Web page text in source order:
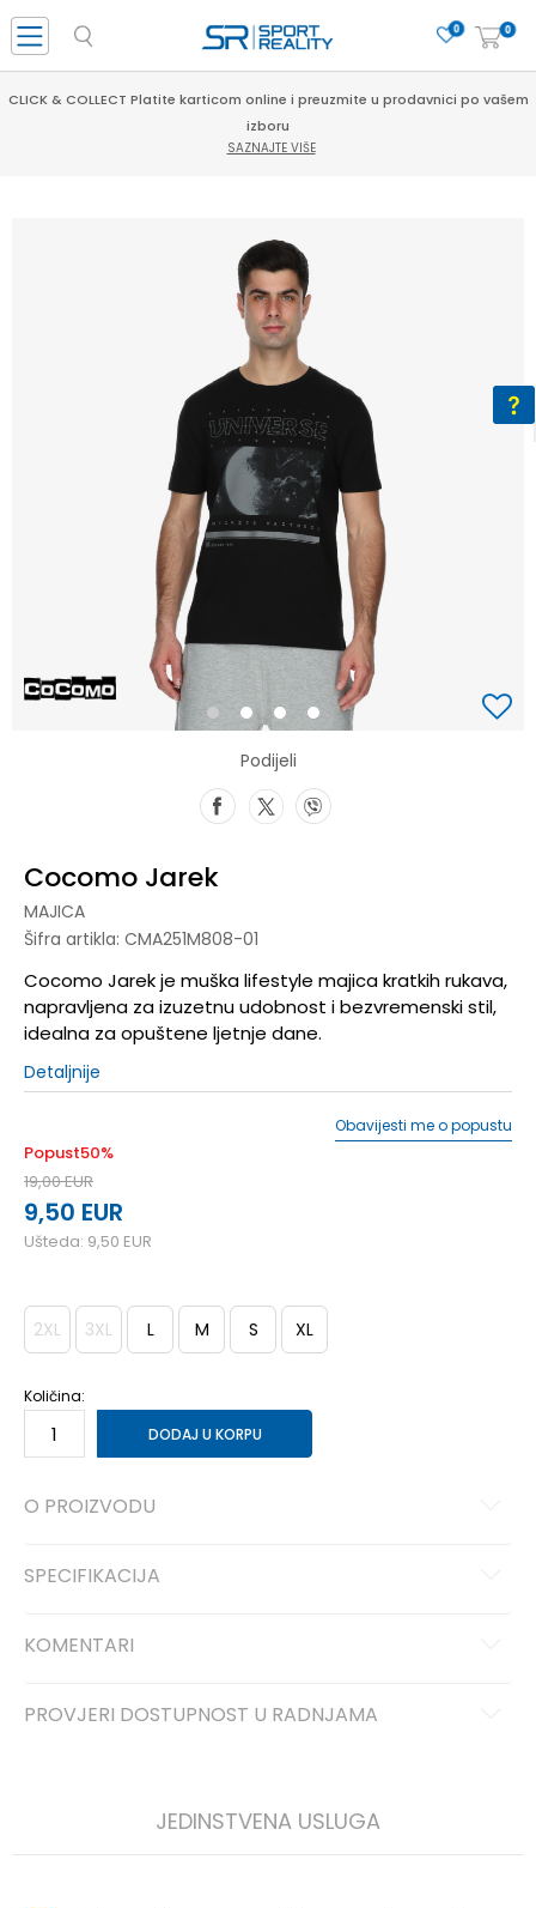
0
0
CLICK & COLLECT Platite karticom online i preuzmite u prodavnici po vašem
izboru
SAZNAJTE VIŠE
1 2 3 4
Podijeli
Cocomo Jarek
MAJICA
Šifra artikla: CMA251M808-01
Cocomo Jarek je muška lifestyle majica kratkih rukava,
napravljena za izuzetnu udobnost i bezvremenski stil,
idealna za opuštene ljetnje dane.
Detaljnije
Popust50%
19,00EUR
9,50 EUR
Ušteda: 9,50 EUR
Obavijesti me o popustu
2XL 3XL L M S XL
Količina:
DODAJ U KORPU
O PROIZVODU
SPECIFIKACIJA
KOMENTARI
PROVJERI DOSTUPNOST U RADNJAMA
JEDINSTVENA USLUGA